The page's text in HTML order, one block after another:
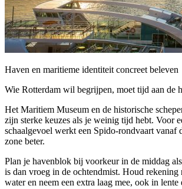
Haven en maritieme identiteit concreet beleven
Wie Rotterdam wil begrijpen, moet tijd aan de
Het Maritiem Museum en de historische
zijn sterke keuzes als je weinig tijd hebt. Voor
schaalgevoel werkt een Spido-rondvaart vanaf
zone beter.
Plan je havenblok bij voorkeur in de middag
is dan vroeg in de ochtendmist. Houd rekening
water en neem een extra laag mee, ook in lente